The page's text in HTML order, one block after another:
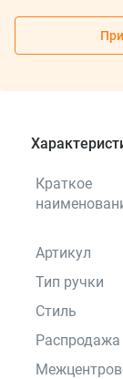
Краткое
Артикул
Тип ручки
Стиль
Распродажа